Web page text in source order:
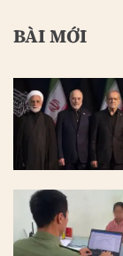
BÀI MỚI